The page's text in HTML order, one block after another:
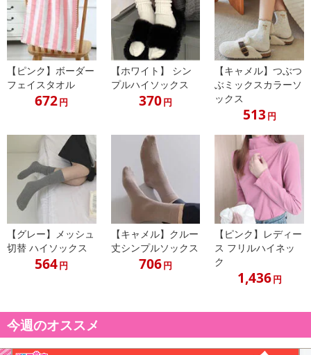
程よい大きさで、スマートフォン、財布と化粧品など小物の収納が
抜群。
シンプルデザインで普段使いにも通勤用にもお使い頂けます。
素材
合成皮革-ポリエステル
裏地：あり
開閉：ファスナー
内ポケット：なし
サイズ：ワンサイズF
カラー：ブルー/ブラウン/グレー/カーキ
高さ約26cm
マチ(底)約10cm
持ち手高さ約24cm(取外し不可・調節不可)
ので 若干の誤差はご了承ください）
★商品写真はできる限り実物の色に近づけるよう加工しております
が、お客様が使用するパソコンのモニター設定や部屋の照明により
【ピンク】ボーダー
フェイスタオル
672円
【ホワイト】 シン
プルハイソックス
370円
【キャメル】つぶつ
ぶミックスカラーソ
ックス
513円
【グレー】メッシュ
切替 ハイソックス
564円
【キャメル】クルー
丈シンプルソックス
706円
【ピンク】レディー
ス フリルハイネッ
ク
1,436円
今週のオススメ